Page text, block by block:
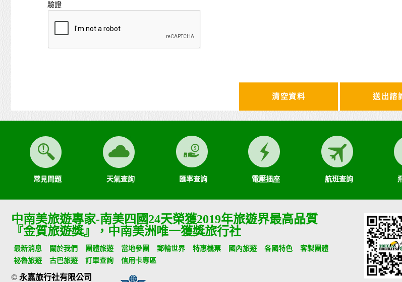
驗證
清空資料
常見問題 天氣查詢 匯率查詢 電壓插座 航班查詢
中南美旅遊專家-南美四國24天榮獲2019年旅遊界最高品質
『金質旅遊獎』，中南美洲唯一獲獎旅行社
最新消息 關於我們 團體旅遊 當地參團 郵輪世界 特惠機票 國內旅遊 各國特色
客製團體
祕魯旅遊
古巴旅遊 訂單查詢 信用卡專區
© 永嘉旅行社有限公司